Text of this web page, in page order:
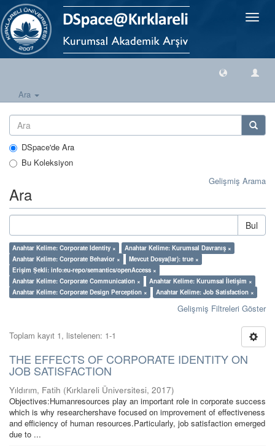
Geçiş
Ara
DSpace'de Ara
Bu Koleksiyon
Gelişmiş Arama
Ara
Bul
Anahtar Kelime: Corporate Identity ×
Anahtar Kelime: Kurumsal Davranış ×
Anahtar Kelime: Corporate Behavior ×
Mevcut Dosya(lar): true ×
Erişim Şekli: info:eu-repo/semantics/openAccess ×
Anahtar Kelime: Corporate Communication ×
Anahtar Kelime: Kurumsal İletişim ×
Anahtar Kelime: Corporate Design Perception ×
Anahtar Kelime: Job Satisfaction ×
Gelişmiş Filtreleri Göster
Toplam kayıt 1, listelenen: 1-1
THE EFFECTS OF CORPORATE IDENTITY ON
JOB SATISFACTION
Yıldırım, Fatih (Kırklareli Üniversitesi, 2017)
Objectives:Humanresources play an important role in corporate success
which is why researchershave focused on improvement of effectiveness
and efficiency of human resources.Particularly, job satisfaction emerged
due to ...